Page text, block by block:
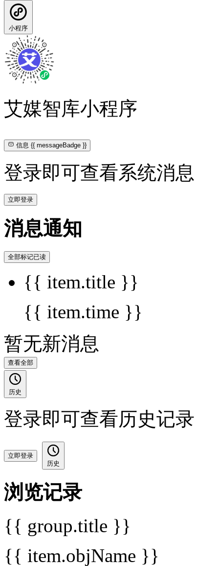
小程序
艾媒智库小程序
信息{{ messageBadge }}
登录即可查看系统消息
立即登录
消息通知
全部标记已读
{{ item.title }}
{{ item.time }}
暂无新消息
查看全部
历史
登录即可查看历史记录
立即登录
历史
浏览记录
{{ group.title }}
{{ item.objName }}